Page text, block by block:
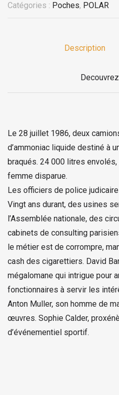
Catégories : Poches, POLAR
Description
Le 28 juillet 1986, deux
d’ammoniac liquide destiné à
braqués. 24 000 litres
femme disparue.
Les officiers de police
Vingt ans durant, des usines
l’Assemblée nationale, des
cabinets de consulting
le métier est de corrompre,
cash des cigarettiers. David
mégalomane qui intrigue pour
fonctionnaires à servir les
Anton Muller, son homme de
œuvres. Sophie Calder,
d’événementiel sportif.